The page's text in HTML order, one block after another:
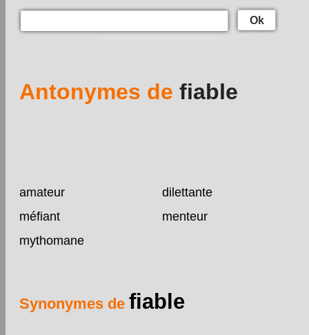
Ok
Antonymes de fiable
amateur
dilettante
méfiant
menteur
mythomane
Synonymes de fiable